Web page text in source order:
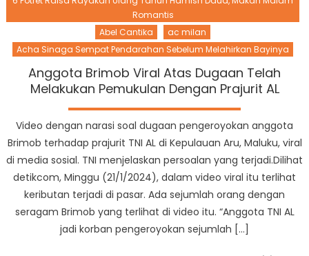
Romantis
Abel Cantika
ac milan
Acha Sinaga Sempat Pendarahan Sebelum Melahirkan Bayinya
Anggota Brimob Viral Atas Dugaan Telah
Melakukan Pemukulan Dengan Prajurit AL
Video dengan narasi soal dugaan pengeroyokan anggota
Brimob terhadap prajurit TNI AL di Kepulauan Aru, Maluku, viral
di media sosial. TNI menjelaskan persoalan yang terjadi.Dilihat
detikcom, Minggu (21/1/2024), dalam video viral itu terlihat
keributan terjadi di pasar. Ada sejumlah orang dengan
seragam Brimob yang terlihat di video itu. “Anggota TNI AL
jadi korban pengeroyokan sejumlah […]